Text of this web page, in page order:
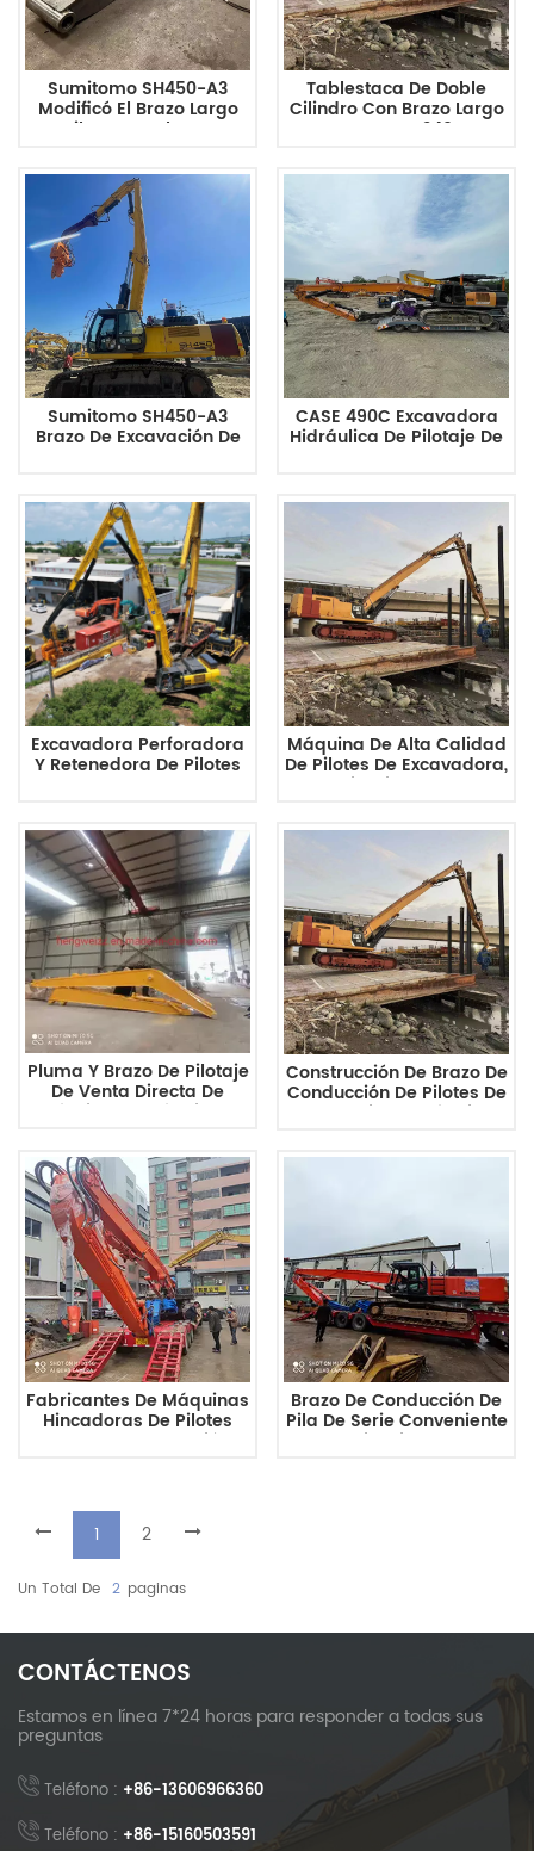
Sumitomo SH450-A3
Modificó El Brazo Largo
De Pilotes De Chapa De
Tablestaca De Doble
Cilindro Con Brazo Largo
Para CAT349
Sumitomo SH450-A3
Brazo De Excavación De
CASE 490C Excavadora
Hidráulica De Pilotaje De
Cilindro Reforzado
Excavadora Perforadora
Y Retenedora De Pilotes
SH490LHD 21M
Máquina De Alta Calidad
De Pilotes De Excavadora,
Maquinaria De Pluma,
SY200 XE200 Cat320
Pluma Y Brazo De Pilotaje
De Venta Directa De
Fábrica De Máquinas
Precio Y Alta Calidad
Construcción De Brazo De
Conducción De Pilotes De
Alta Calidad, Máquina
Fabricantes De Máquinas
Hincadoras De Pilotes
Para La Construcción
Brazo De Conducción De
Pila De Serie Conveniente
De Apariencia Hermosa
1 2
Un Total De 2 Paginas
CONTÁCTENOS
Estamos en línea 7*24 horas para responder a todas sus
preguntas
Teléfono : +86-13606966360
Teléfono : +86-15160503591